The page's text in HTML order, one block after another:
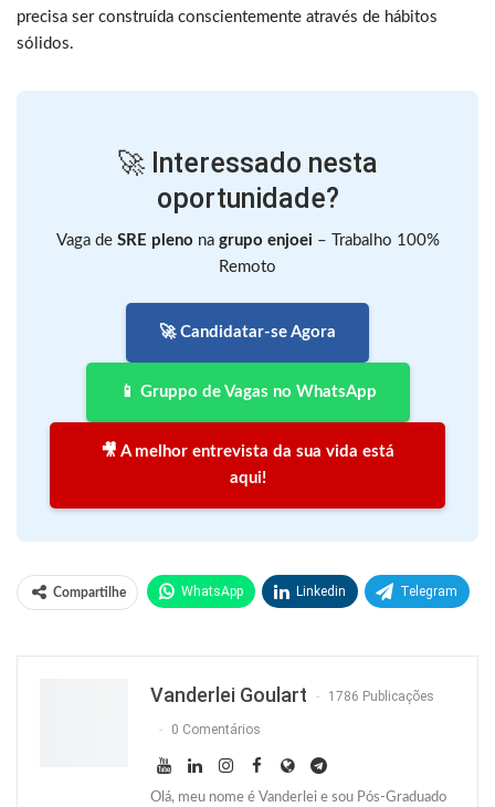
precisa ser construída conscientemente através de hábitos
sólidos.
🚀 Interessado nesta
oportunidade?
Vaga de SRE pleno na grupo enjoei – Trabalho 100%
Remoto
🚀 Candidatar-se Agora
📱 Gruppo de Vagas no WhatsApp
🎥 A melhor entrevista da sua vida está
aqui!
Compartilhe WhatsApp Linkedin Telegram
Vanderlei Goulart 1786 Publicações
0 Comentários
Olá, meu nome é Vanderlei e sou Pós-Graduado